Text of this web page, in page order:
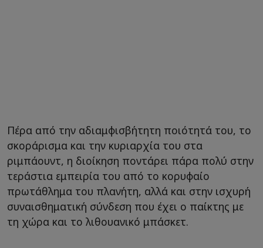
Πέρα από την αδιαμφισβήτητη ποιότητά του, το
σκοράρισμα και την κυριαρχία του στα
ριμπάουντ, η διοίκηση ποντάρει πάρα πολύ στην
τεράστια εμπειρία του από το κορυφαίο
πρωτάθλημα του πλανήτη, αλλά και στην ισχυρή
συναισθηματική σύνδεση που έχει ο παίκτης με
τη χώρα και το λιθουανικό μπάσκετ.